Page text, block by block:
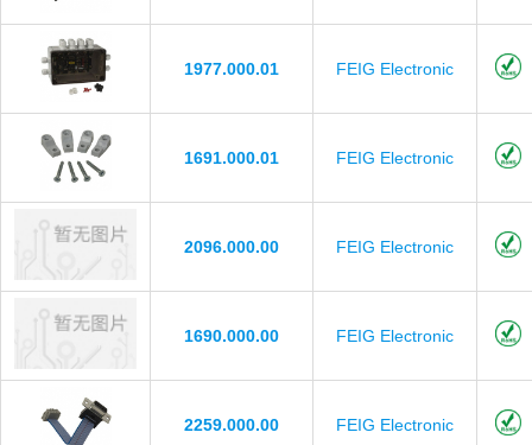
1977.000.01 FEIG Electronic
1691.000.01 FEIG Electronic
2096.000.00 FEIG Electronic
1690.000.00 FEIG Electronic
2259.000.00 FEIG Electronic